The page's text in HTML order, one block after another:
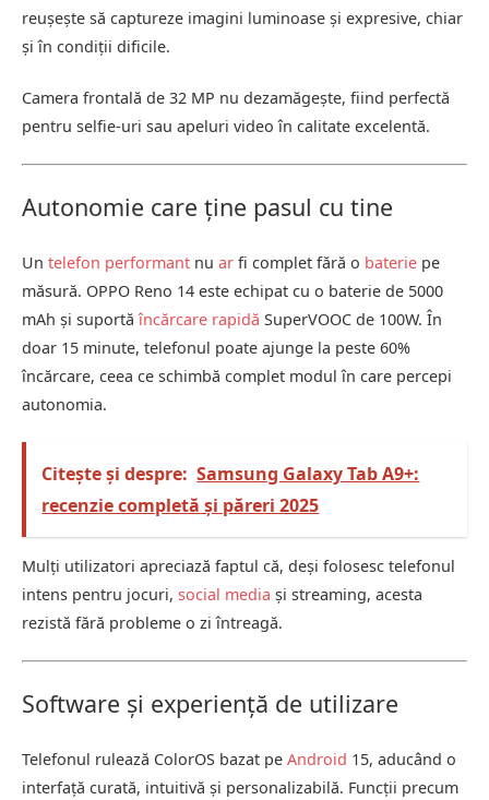
reușește să captureze imagini luminoase și expresive, chiar
și în condiții dificile.
Camera frontală de 32 MP nu dezamăgește, fiind perfectă
pentru selfie-uri sau apeluri video în calitate excelentă.
Autonomie care ține pasul cu tine
Un telefon performant nu ar fi complet fără o baterie pe
măsură. OPPO Reno 14 este echipat cu o baterie de 5000
mAh și suportăîncărcare rapidă SuperVOOC de 100W. În
doar 15 minute, telefonul poate ajunge la peste 60%
încărcare, ceea ce schimbă complet modul în care percepi
autonomia.
Citește și despre: Samsung Galaxy Tab A9+:
recenzie completă și păreri 2025
Mulți utilizatori apreciază faptul că, deși folosesc telefonul
intens pentru jocuri, social media și streaming, acesta
rezistă fără probleme o zi întreagă.
Software și experiență de utilizare
Telefonul rulează ColorOS bazat pe Android 15, aducând o
interfață curată, intuitivă și personalizabilă. Funcții precum